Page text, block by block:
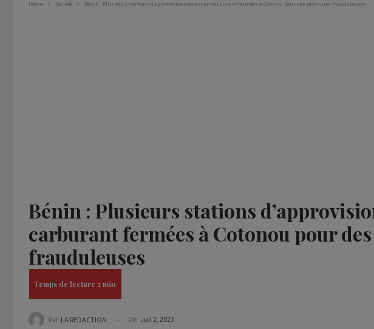
Home Société Bénin : Plusieurs stations d’approvisionnement en carburant fermées à Cotonou pour des pratiques frauduleuses
Bénin : Plusieurs stations
carburant fermées à Cotonou pour
frauduleuses
Par LA REDACTION On Juil 2, 2023